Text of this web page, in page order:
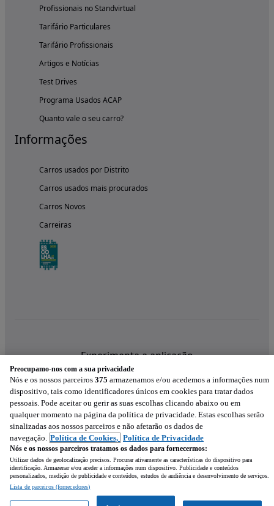
Profissionais no Standvirtual
Tarifário Particulares
Tarifário Profissionais
Artigos e Notícias
Test Drives
Programa Usados ACAP
Quanto vale o seu carro?
Informações
Carros usados por Distrito
Carros usados mais procurados
Carros Novos
Carreiras
Experimenta a aplicação
Preocupamo-nos com a sua privacidade
Nós e os nossos parceiros 375 armazenamos e/ou acedemos a informações num
dispositivo, tais como identificadores únicos em cookies para tratar dados
pessoais. Pode aceitar ou gerir as suas escolhas clicando abaixo ou em
qualquer momento na página da política de privacidade. Estas escolhas serão
sinalizadas aos nossos parceiros e não afetarão os dados de
navegação. Política de Cookies, Política de Privacidade
Nós e os nossos parceiros tratamos os dados para fornecermos:
Utilizar dados de geolocalização precisos. Procurar ativamente as características do dispositivo para
identificação. Armazenar e/ou aceder a informações num dispositivo. Publicidade e conteúdos
personalizados, medição de publicidade e conteúdos, estudos de audiência e desenvolvimento de serviços.
Lista de parceiros (fornecedores)